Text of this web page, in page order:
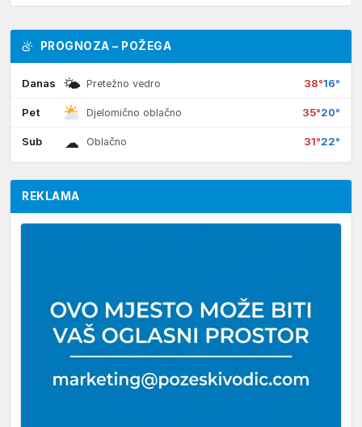
PROGNOZA – POŽEGA
Danas 🌤 Pretežno vedro 38°16°
Pet Djelomično oblačno 35°20°
Sub ☁ Oblačno 31°22°
REKLAMA